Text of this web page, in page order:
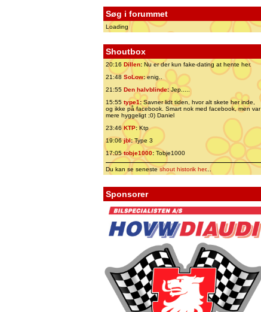
Søg i forummet
Loading
Shoutbox
20:16 Dillen: Nu er der kun fake-dating at hente her.
21:48 SoLow:enig..
21:55 Den halvblinde:Jep.....
15:55 type1:Savner lidt tiden, hvor alt skete her inde,
og ikke på facebook. Smart nok med facebook, men var
mere hyggeligt ;0) Daniel
23:46 KTP:Ktp
19:06jbl:Type 3
17:05tobje1000: Tobje1000
Du kan se senesteshout historik her...
Sponsorer